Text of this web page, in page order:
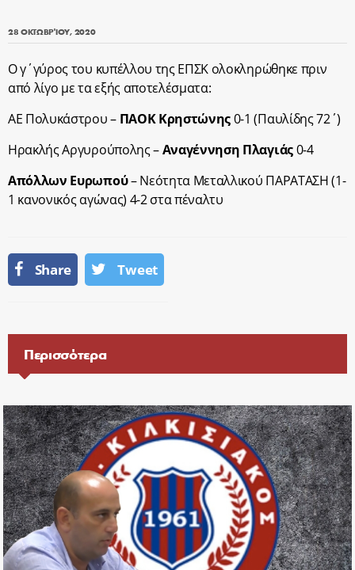
28 ΟΚΤΩΒΡΊΟΥ, 2020
Ο γ΄γύρος του κυπέλλου της ΕΠΣΚ ολοκληρώθηκε πριν
από λίγο με τα εξής αποτελέσματα:
ΑΕ Πολυκάστρου – ΠΑΟΚ Κρηστώνης0-1 (Παυλίδης 72΄)
Ηρακλής Αργυρούπολης –Αναγέννηση Πλαγιάς0-4
Απόλλων Ευρωπού– Νεότητα Μεταλλικού ΠΑΡΑΤΑΣΗ (1-
1 κανονικός αγώνας) 4-2 στα πέναλτυ
Share Tweet
Περισσότερα